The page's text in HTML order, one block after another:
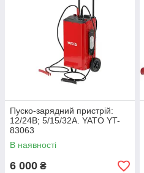
Пуско-зарядний пристрій:
12/24В; 5/15/32А. YATO YT-
83063
В наявності
6 000 ₴